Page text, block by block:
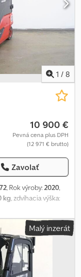
1 / 8
10 900 €
Pevná cena plus DPH
(12 971 € brutto)
Zavolať
, Rok výroby:2020,
kg, zdvíhacia výška:
napätie batérie:48 V,
pneumatiky:18x7-8,
hmotnosť:
2 029 mm, celková
na batériu -
dvere pre výmenu
Malý inzerát